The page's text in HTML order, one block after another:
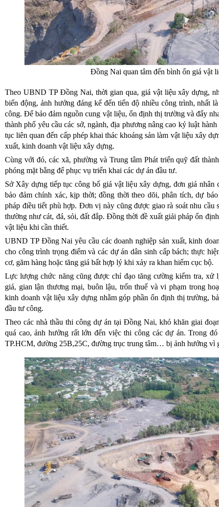
Đồng Nai quan tâm đến bình ổn giá vật
Theo UBND TP Đồng Nai, thời gian qua, giá vật liệu xây dựng,
biến động, ảnh hưởng đáng kể đến tiến độ nhiều công trình, nhất
công. Để bảo đảm nguồn cung vật liệu, ổn định thị trường và đẩy
thành phố yêu cầu các sở, ngành, địa phương nâng cao kỷ luật
tục liên quan đến cấp phép khai thác khoáng sản làm vật liệu xây
xuất, kinh doanh vật liệu xây dựng.
Cùng với đó, các xã, phường và Trung tâm Phát triển quỹ đất
phóng mặt bằng để phục vụ triển khai các dự án đầu tư.
Sở Xây dựng tiếp tục công bố giá vật liệu xây dựng, đơn giá nhân
bảo đảm chính xác, kịp thời; đồng thời theo dõi, phân tích, dự
pháp điều tiết phù hợp. Đơn vị này cũng được giao rà soát nhu
thường như cát, đá, sỏi, đất đắp. Đồng thời đề xuất giải pháp ổn
vật liệu khi cần thiết.
UBND TP Đồng Nai yêu cầu các doanh nghiệp sản xuất, kinh
cho công trình trọng điểm và các dự án dân sinh cấp bách; thực
cơ, găm hàng hoặc tăng giá bất hợp lý khi xảy ra khan hiếm cục bộ.
Lực lượng chức năng cũng được chỉ đạo tăng cường kiểm tra, xử
giá, gian lận thương mại, buôn lậu, trốn thuế và vi phạm trong
kinh doanh vật liệu xây dựng nhằm góp phần ổn định thị trường,
đầu tư công.
Theo các nhà thầu thi công dự án tại Đồng Nai, khó khăn giai
quá cao, ảnh hưởng rất lớn đến việc thi công các dự án. Trong
TP.HCM, đường 25B,25C, đường trục trung tâm… bị ảnh hưởng vì